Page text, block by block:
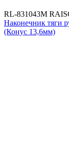
RL-831043M
Наконечник тяги
(Конус 13,6мм)